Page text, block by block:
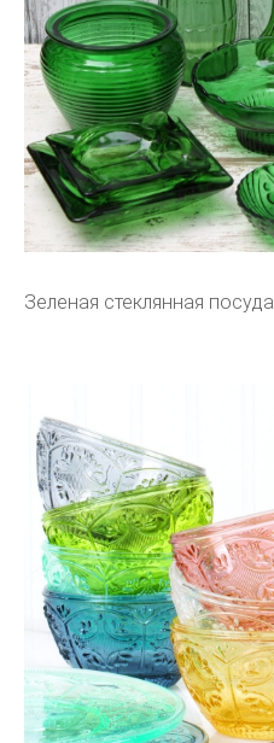
Зеленая стеклянная посуда